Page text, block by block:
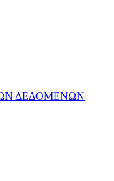
ΔΕΔΟΜΕΝΩΝ